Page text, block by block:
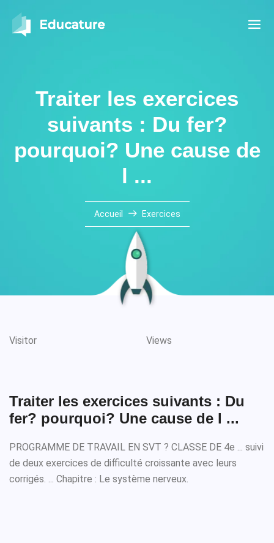
Traiter les exercices
suivants : Du fer?
pourquoi? Une cause de
l ...
Accueil Exercices
Visitor Views
Traiter les exercices suivants : Du
fer? pourquoi? Une cause de l ...
PROGRAMME DE TRAVAIL EN SVT ? CLASSE DE 4e ... suivi
de deux exercices de difficulté croissante avec leurs
corrigés. ... Chapitre : Le système nerveux.